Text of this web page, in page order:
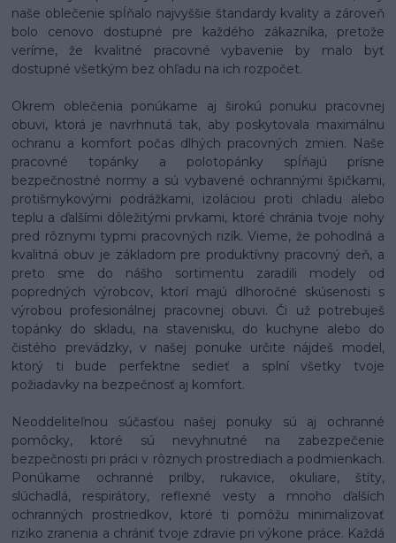
naše oblečenie spĺňalo najvyššie štandardy kvality a zároveň
bolo cenovo dostupné pre každého zákazníka, pretože
veríme, že kvalitné pracovné vybavenie by malo byť
dostupné všetkým bez ohľadu na ich rozpočet.
Okrem oblečenia ponúkame aj širokú ponuku pracovnej
obuvi, ktorá je navrhnutá tak, aby poskytovala maximálnu
ochranu a komfort počas dlhých pracovných zmien. Naše
pracovné topánky a polotopánky spĺňajú prísne
bezpečnostné normy a sú vybavené ochrannými špičkami,
protišmykovými podrážkami, izoláciou proti chladu alebo
teplu a ďalšími dôležitými prvkami, ktoré chránia tvoje nohy
pred rôznymi typmi pracovných rizík. Vieme, že pohodlná a
kvalitná obuv je základom pre produktívny pracovný deň, a
preto sme do nášho sortimentu zaradili modely od
popredných výrobcov, ktorí majú dlhoročné skúsenosti s
výrobou profesionálnej pracovnej obuvi. Či už potrebuješ
topánky do skladu, na stavenisku, do kuchyne alebo do
čistého prevádzky, v našej ponuke určite nájdeš model,
ktorý ti bude perfektne sedieť a splní všetky tvoje
požiadavky na bezpečnosť aj komfort.
Neoddeliteľnou súčasťou našej ponuky sú aj ochranné
pomôcky, ktoré sú nevyhnutné na zabezpečenie
bezpečnosti pri práci v rôznych prostrediach a podmienkach.
Ponúkame ochranné prilby, rukavice, okuliare, štíty,
slúchadlá, respirátory, reflexné vesty a mnoho ďalších
ochranných prostriedkov, ktoré ti pomôžu minimalizovať
riziko zranenia a chrániť tvoje zdravie pri výkone práce. Každá